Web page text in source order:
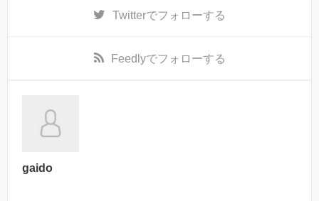
Twitterでフォローする
Feedlyでフォローする
gaido